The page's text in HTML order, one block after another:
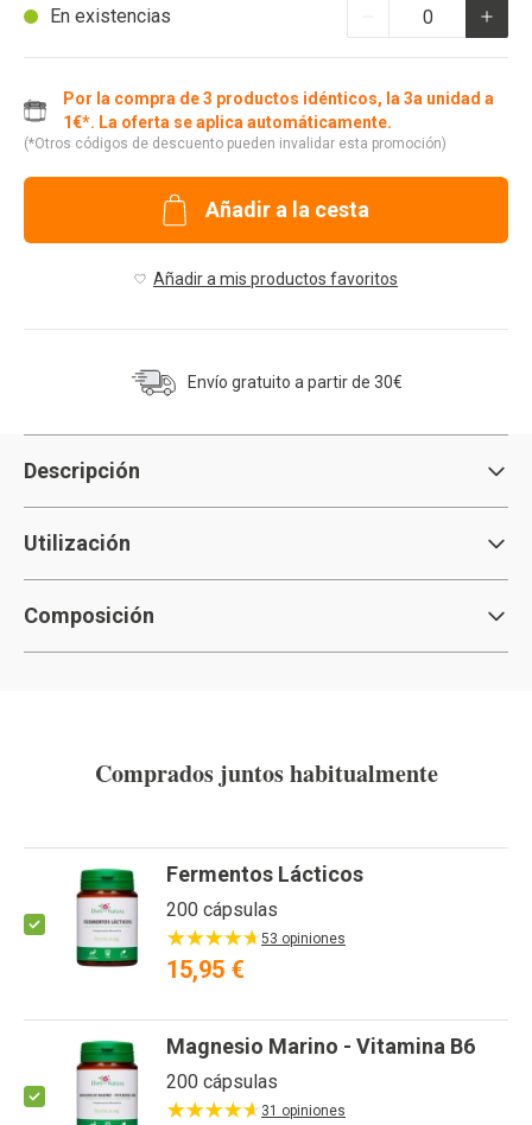
En existencias
Por la compra de 3 productos idénticos, la 3a unidad a
1€*. La oferta se aplica automáticamente.
(*Otros códigos de descuento pueden invalidar esta promoción)
Añadir a la cesta
Añadir a mis productos favoritos
Envío gratuito a partir de 30€
Descripción
Utilización
Composición
Comprados juntos habitualmente
Fermentos Lácticos
200 cápsulas
53 opiniones
15,95 €
Magnesio Marino - Vitamina B6
200 cápsulas
31 opiniones